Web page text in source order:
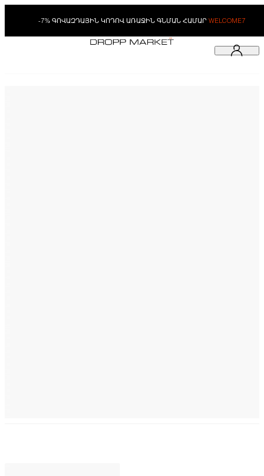
-7% ԳՈՎԱԶԴԱՅԻՆ ԿՈԴՈՎ ԱՌԱՋԻՆ ԳՆՄԱՆ ՀԱՄԱՐ WELCOME7